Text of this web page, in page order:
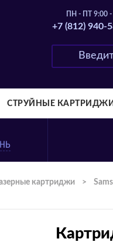
ПН - ПТ 9:00 -
+7 (812) 940-
СТРУЙНЫЕ КАРТРИДЖИ
картриджи >